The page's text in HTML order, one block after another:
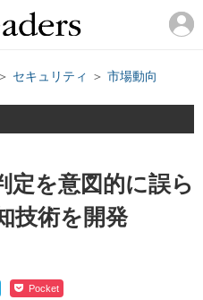
＞ セキュリティ ＞ 市場動向
定を意図的に誤ら
技術を開発
Pocket